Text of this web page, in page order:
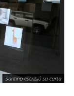
Santino escribió su carta